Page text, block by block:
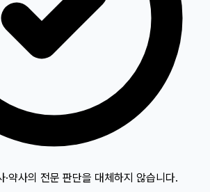
·약사의 전문 판단을 대체하지 않습니다.